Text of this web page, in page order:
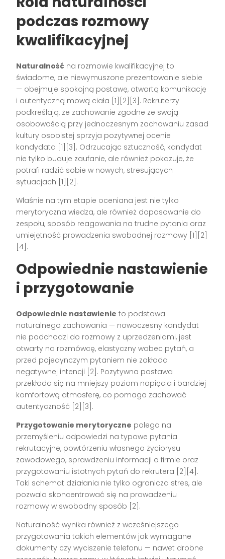
podczas rozmowy
kwalifikacyjnej
Naturalność na rozmowie kwalifikacyjnej to
świadome, ale niewymuszone prezentowanie siebie
— obejmuje spokojną postawę, otwartą komunikację
i autentyczną mową ciała [1][2][3] . Rekruterzy
podkreślają, że zachowanie zgodne ze swoją
osobowością przy jednoczesnym zachowaniu zasad
kultury osobistej sprzyja pozytywnej ocenie
kandydata [1][3] . Odrzucając sztuczność, kandydat
nie tylko buduje zaufanie, ale również pokazuje, że
potrafi radzić sobie w nowych, stresujących
sytuacjach [1][2] .
Właśnie na tym etapie oceniana jest nie tylko
merytoryczna wiedza, ale również dopasowanie do
zespołu, sposób reagowania na trudne pytania oraz
umiejętność prowadzenia swobodnej rozmowy [1][2]
[4] .
Odpowiednie nastawienie
i przygotowanie
Odpowiednie nastawienie to podstawa
naturalnego zachowania — nowoczesny kandydat
nie podchodzi do rozmowy z uprzedzeniami, jest
otwarty na rozmówcę, elastyczny wobec pytań, a
przed pojedynczym pytaniem nie zakłada
negatywnej intencji [2] . Pozytywna postawa
przekłada się na mniejszy poziom napięcia i bardziej
komfortową atmosferę, co pomaga zachować
autentyczność [2][3] .
Przygotowanie merytoryczne polega na
przemyśleniu odpowiedzi na typowe pytania
rekrutacyjne, powtórzeniu własnego życiorysu
zawodowego, sprawdzeniu informacji o firmie oraz
przygotowaniu istotnych pytań do rekrutera [2][4] .
Taki schemat działania nie tylko ogranicza stres, ale
pozwala skoncentrować się na prowadzeniu
rozmowy w swobodny sposób [2] .
Naturalność wynika również z wcześniejszego
przygotowania takich elementów jak wymagane
dokumenty czy wyciszenie telefonu — nawet drobne